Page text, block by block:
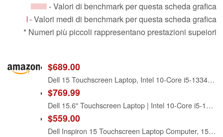
- Valori di benchmark per questa scheda grafica
- Valori medi di benchmark per questa scheda grafica
* Numeri più piccoli rappresentano prestazioni supeiori
$689.00
Dell 15 Touchscreen Laptop, Intel 10-Core i5-1334U (Beat i7-1250U) 15.6" FHD IPS Anti-Glare Display Business Laptop, 20GB RAM & 512GB SSD, Lifetime Windows 11 Pro with AI Copilot
$769.99
Dell 15.6" Touchscreen Laptop | Intel 10-Core i5-1334U (Beat i7-1250U) | 16GB RAM | 512GB PCIe SSD | 15.6" FHD IPS Display Business Laptop | Lifetime Windows 11 Pro with AI Copilot
$559.00
Dell Inspiron 15 Touchscreen Laptop Computer, 15.6" FHD Business Laptops, Intel 10-Core i5 (Beat i7-1250U), 8GB RAM, 512GB SSD, Anti-Glare Student Laptop, Wi-Fi 6, Copilot AI, Windows 11 Pro